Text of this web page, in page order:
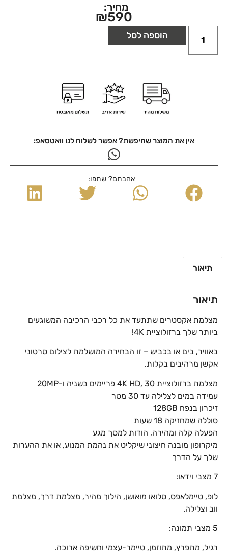
מחיר:
₪590
הוספה לסל
אין את המוצר שחיפשת? אפשר לשלוח לנו וואטסאפ:
אהבתם? שתפו:
תיאור
תיאור
מצלמת אקסטרים שתתעד את כל רכבי הרכיבה המשוגעים
ביותר שלך ברזולוציית 4K!
באוויר, בים או בכביש – זו הבחירה המושלמת לצילום סרטוני
אקשן מרהיבים בקלות.
מצלמת ברזולוציית 4K HD, 30 פריימים בשניה ו-20MP
עמידה במים לצלילה עד 30 מטר
זיכרון בנפח 128GB
סוללה שמחזיקה 18 שעות
הפעלה קלה ומהירה, הודות למסך מגע
מיקרופון מובנה חיצוני שיקליט את נהמת המנוע, או את ההערות
שלך על הדרך
לופ, טיימלאפס, סלואו מואושן, הילוך מהיר, מצלמת דרך, מצלמת
ווב וצלילה.
רגיל, מתפרץ, מתוזמן, טיימר-עצמי וחשיפה ארוכה.